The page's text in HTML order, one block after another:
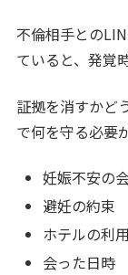
不倫相手との
ていると、発覚
証拠を消すかど
で何を守る必要
妊娠不安の
避妊の約束
ホテルの利
会った日時